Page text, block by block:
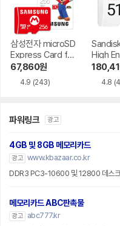
삼성전자 microSD
Express Card for
Nintendo Switch
67,860원
4.9 (243)
High
4.8
파워링크 광고
4GB 및 8GB 메모리카드
광고 www.kbazaar.co.kr
DDR3 PC3-10600 및 12800 데스크
메모리카드 ABC판촉물
광고
abc777.kr